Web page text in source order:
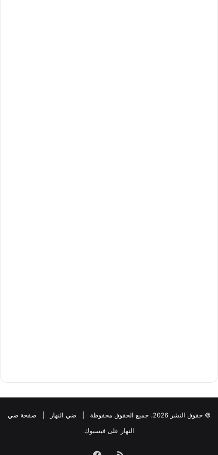
© حقوق النشر 2026، جميع الحقوق محفوظة | ضي النهار
صفحة ضي
النهار على فيسبوك